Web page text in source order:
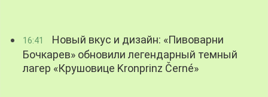
16:41
Новый вкус и дизайн: «Пивоварни
Бочкарев» обновили легендарный темный
лагер «Крушовице Kronprinz Černé»